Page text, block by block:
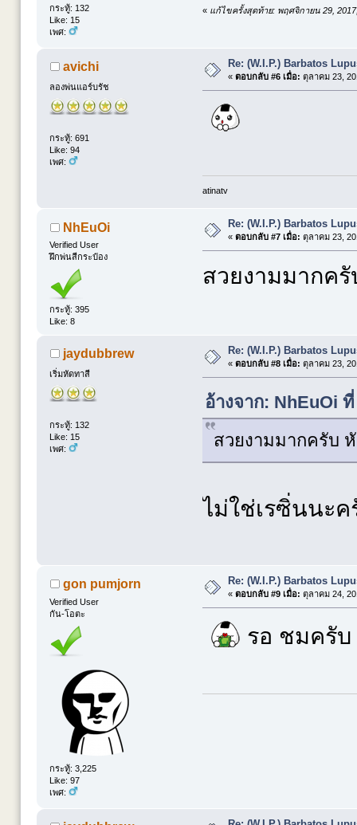
กระทู้: 132
Like: 15
เพศ:
« แก้ไขครั้งสุดท้าย: พฤศจิกายน 29,
avichi
ลองพ่นแอร์บรัช
กระทู้: 691
Like: 94
เพศ:
Re: (W.I.P.) Barbatos
« ตอบกลับ #6 เมื่อ: ตุลาคม 23,
atinatv
NhEuOi
Verified User
ฝึกพ่นสีกระป๋อง
กระทู้: 395
Like: 8
Re: (W.I.P.) Barbatos
« ตอบกลับ #7 เมื่อ: ตุลาคม 23,
สวยงามมากค
jaydubbrew
เริ่มหัดทาสี
กระทู้: 132
Like: 15
เพศ:
Re: (W.I.P.) Barbatos
« ตอบกลับ #8 เมื่อ: ตุลาคม 23,
อ้างจาก: NhEuOi
สวยงามมากครับ
ไม่ใช่เรซิ่นนะ
gon pumjorn
Verified User
กัน-โอตะ
กระทู้: 3,225
Like: 97
เพศ:
Re: (W.I.P.) Barbatos
« ตอบกลับ #9 เมื่อ: ตุลาคม 24,
รอ ชมครับ